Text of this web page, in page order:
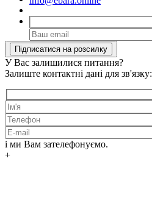
У Вас залишилися питання?
Залиште контактні дані для зв'язку:
і ми Вам зателефонуємо.
+